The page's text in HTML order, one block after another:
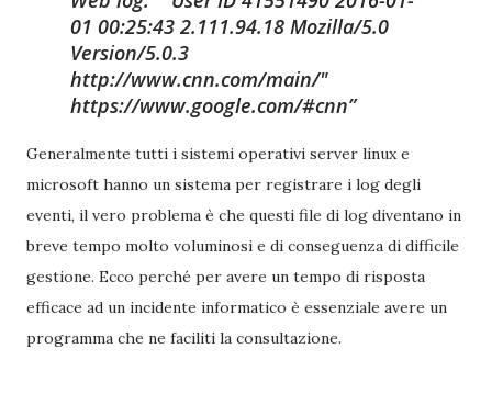
01 00:25:43 2.111.94.18 Mozilla/5.0
Version/5.0.3
http://www.cnn.com/main/"
https://www.google.com/#cnn
Generalmente tutti i sistemi operativi server linux e
microsoft hanno un sistema per registrare i log degli
eventi, il vero problema è che questi file di log diventano in
breve tempo molto voluminosi e di conseguenza di difficile
gestione. Ecco perché per avere un tempo di risposta
efficace ad un incidente informatico è essenziale avere un
programma che ne faciliti la consultazione.